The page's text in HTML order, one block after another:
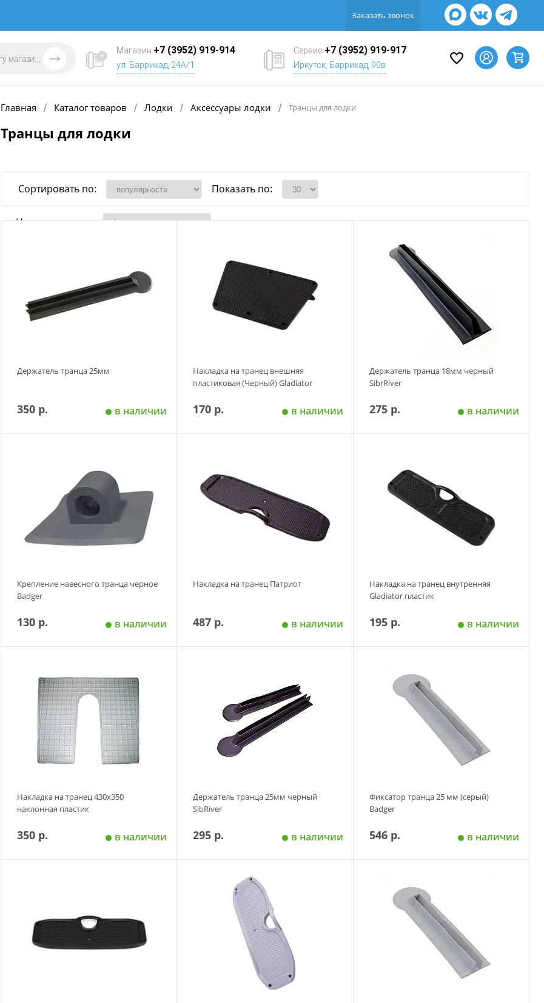
Заказать звонок
Магазин +7 (3952) 919-914
ул. Баррикад, 24А/1
Сервис +7 (3952) 919-917
Иркутск, Баррикад, 90в
Главная / Каталог товаров / Лодки / Аксессуары лодки / Транцы для лодки
Транцы для лодки
Сортировать по: Показать по:
Наличие товара
Держатель транца 25мм
350 р. в наличии
Накладка на транец внешняя
пластиковая (Черный) Gladiator
170 р. в наличии
Держатель транца 18мм черный
SibrRiver
275 р. в наличии
Крепление навесного транца черное
Badger
130 р. в наличии
Накладка на транец Патриот
487 р. в наличии
Накладка на транец внутренняя
Gladiator пластик
195 р. в наличии
Накладка на транец 430х350
наклонная пластик
350 р. в наличии
Держатель транца 25мм черный
SibRiver
295 р. в наличии
Добавить в корзину
Фиксатор транца 25 мм (серый)
Badger
546 р. в наличии